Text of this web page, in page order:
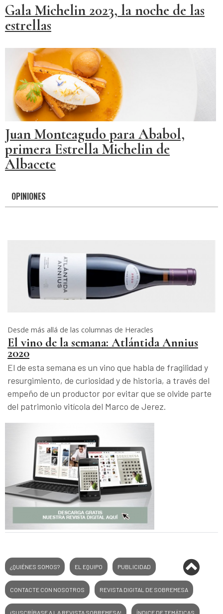
Gala Michelin 2023, la noche de las
estrellas
Juan Monteagudo para Ababol,
primera Estrella Michelin de
Albacete
OPINIONES
Desde más allá de las columnas de Heracles
El vino de la semana: Atlántida Annius
2020
El de esta semana es un vino que habla de fragilidad y
resurgimiento, de curiosidad y de historia, a través del
empeño de un productor por evitar que se olvide parte
del patrimonio vitícola del Marco de Jerez.
¿QUIÉNES SOMOS? EL EQUIPO PUBLICIDAD
CONTACTE CON NOSOTROS REVISTA DIGITAL DE SOBREMESA